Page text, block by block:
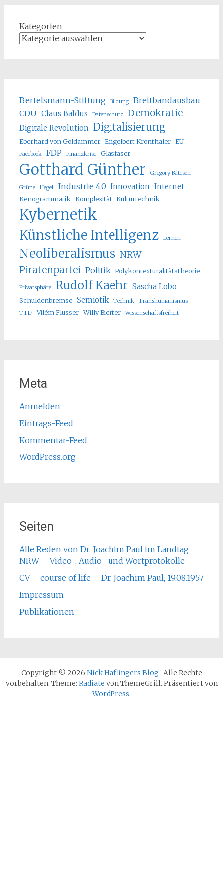
Kategorien
Bertelsmann-Stiftung Bildung
Breitbandausbau
CDU Claus Baldus Datenschutz Demokratie
Digitale Revolution Digitalisierung
Eberhard von Goldammer Engelbert Kronthaler EU
Facebook FDP Finanzkrise Glasfaser
Gotthard Günther Gregory Bateson
Grüne Hegel Industrie 4.0 Innovation Internet
Kenogrammatik Komplexität Kulturtechnik
Kybernetik
Künstliche Intelligenz Lernen
Neoliberalismus NRW
Piratenpartei Politik Polykontexturalitätstheorie
Privatsphäre Rudolf Kaehr Sascha Lobo
Schuldenbremse Semiotik Technik
Transhumanismus
TTIP
Vilém Flusser Willy Bierter Wissenschaftsfreiheit
Meta
Anmelden
Eintrags-Feed
Kommentar-Feed
WordPress.org
Seiten
Alle Reden von Dr. Joachim Paul im Landtag
NRW – Video-, Audio- und Wortprotokolle
CV – course of life – Dr. Joachim Paul, 19.08.1957
Impressum
Publikationen
Copyright © 2026 Nick Haflingers Blog . Alle Rechte
vorbehalten. Theme: Radiate von ThemeGrill. Präsentiert von
WordPress.